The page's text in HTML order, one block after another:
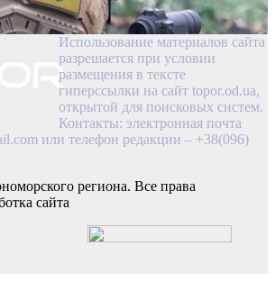
Использование материалов сайта
разрешается при условии
размещения в тексте
гиперссылки на сайт topor.od.ua,
открытой для поисковых систем.
Контакты: электронная почта
или телефон редакции – +38(096)
региона. Все права
сайта